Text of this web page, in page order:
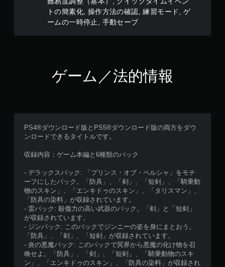
ェ
ク
ト
に
し
の
抵
抗
効
果
使
わ
く
て
も
ゲ
ー
ム
を
プ
トの簡素化, 操作方法の確認, 練習モード, ゲ
ームの一時停止, 手動セーブ
ゲーム／法的情報
PS4®ダウンロード版とPS5®ダウンロード版の両方をダウ
ンロードできるタイトルです。
収録内容：ゲーム本編と6種類のパック
- デラックスパック: 「プリンス・オブ・ペルシャ」をモチ
ーフにしたパック。「防具」、「剣」、「短剣」、「騎乗動
物のスキン」、「エンキドゥのスキン」、「タリスマン」、
「防具の染料」が収録されています。
- 雷パック: 殺傷力の高い武器のパック。「剣」と「短剣」
が収録されています。
- ジンパック: このパックでジンニーの姿を身にまとおう。
「防具」、「剣」、「短剣」が収録されています。
- 炎の悪魔パック: このパックで冥界から悪魔の化け物を召
喚せよ。「防具」、「剣」、「短剣」、「騎乗動物のスキ
ン」、「エンキドゥのスキン」、「防具の染料」が収録され